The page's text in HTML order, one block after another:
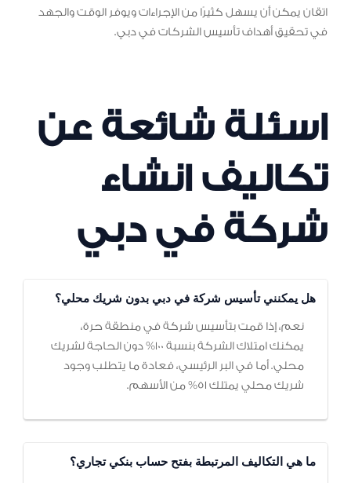
اتقان يمكن أن يسهل كثيرًا من الإجراءات ويوفر الوقت والجهد
في تحقيق أهداف تأسيس الشركات في دبي.
اسئلة شائعة عن
تكاليف انشاء
شركة في دبي
هل يمكنني تأسيس شركة في دبي بدون شريك محلي؟
نعم، إذا قمت بتأسيس شركة في منطقة حرة،
يمكنك امتلاك الشركة بنسبة 100% دون الحاجة لشريك
محلي. أما في البر الرئيسي، فعادة ما يتطلب وجود
شريك محلي يمتلك 51% من الأسهم.
ما هي التكاليف المرتبطة بفتح حساب بنكي تجاري؟